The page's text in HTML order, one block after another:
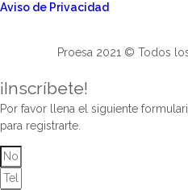
Aviso de Privacidad
Proesa 2021 © Todos
¡Inscríbete!
Por favor llena el siguiente
para registrarte.